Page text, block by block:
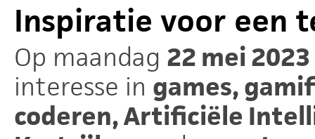
Inspiratie voor een
Op maandag 22 mei 2023
interesse in games,
coderen,Artificiële